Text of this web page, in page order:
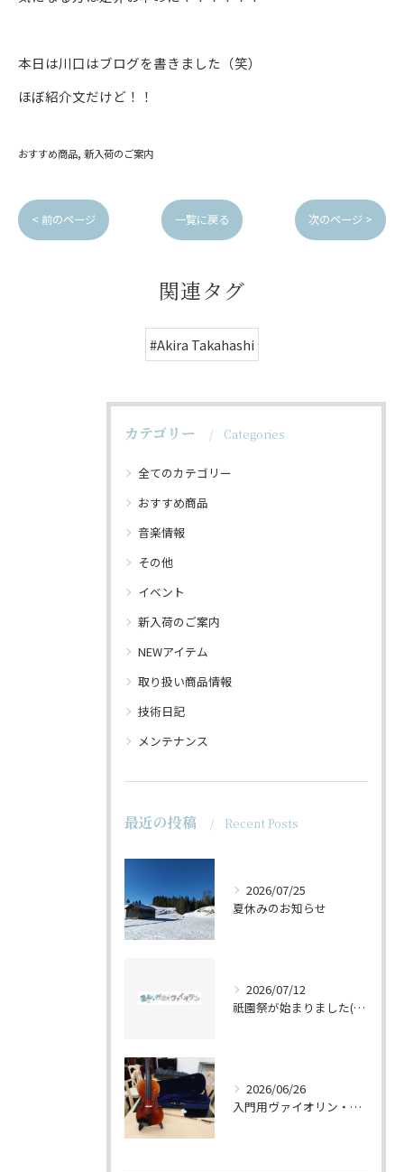
本日は川口はブログを書きました（笑）
ほぼ紹介文だけど！！
おすすめ商品 新入荷のご案内
< 前のページ 一覧に戻る 次のページ >
関連タグ
#Akira Takahashi
カテゴリー Categories
全てのカテゴリー
おすすめ商品
音楽情報
その他
イベント
新入荷のご案内
NEWアイテム
取り扱い商品情報
技術日記
メンテナンス
最近の投稿 Recent Posts
2026/07/25
夏休みのお知らせ
2026/07/12
祇園祭が始まりました(^^♪
2026/06/26
入門用ヴァイオリン・セットの仕上げ♪